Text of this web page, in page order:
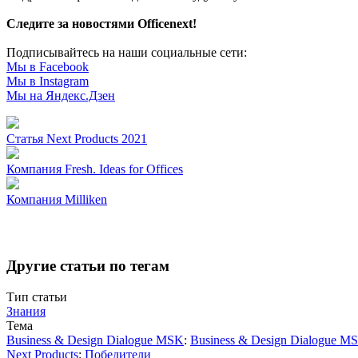
Следите за новостями Officenext!
Подписывайтесь на наши социальные сети:
Мы в Facebook
Мы в Instagram
Мы на Яндекс.Дзен
Статья Next Products 2021
Компания Fresh. Ideas for Offices
Компания Milliken
Другие статьи по тегам
Тип статьи
Знания
Тема
Business & Design Dialogue MSK: Business & Design Dialogue
Next Products: Победители